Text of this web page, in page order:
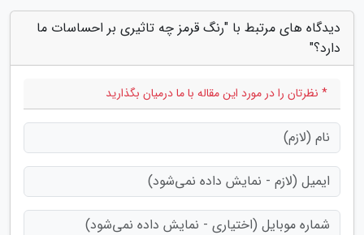
دیدگاه های مرتبط با "رنگ قرمز چه تاثیری بر احساسات ما
دارد؟"
* نظرتان را در مورد این مقاله با ما درمیان بگذارید